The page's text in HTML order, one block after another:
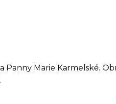
Marie Karmelské.